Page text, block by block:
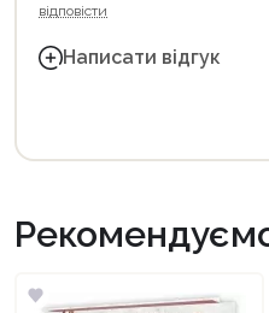
відповісти
Написати відгук